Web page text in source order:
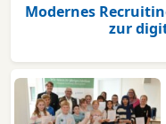
Modernes
zur